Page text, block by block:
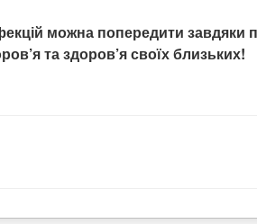
можна попередити завдяки
та здоров’я своїх близьких!